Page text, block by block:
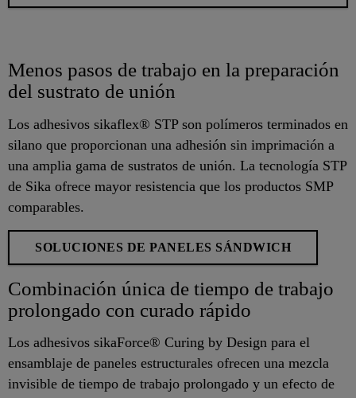
Menos pasos de trabajo en la preparación
del sustrato de unión
Los adhesivos sikaflex® STP son polímeros terminados en
silano que proporcionan una adhesión sin imprimación a
una amplia gama de sustratos de unión. La tecnología STP
de Sika ofrece mayor resistencia que los productos SMP
comparables.
SOLUCIONES DE PANELES SÁNDWICH
Combinación única de tiempo de trabajo
prolongado con curado rápido
Los adhesivos sikaForce® Curing by Design para el
ensamblaje de paneles estructurales ofrecen una mezcla
invisible de tiempo de trabajo prolongado y un efecto de